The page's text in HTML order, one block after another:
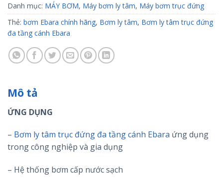
Danh mục: MÁY BƠM, Máy bơm ly tâm, Máy bơm trục đứng
Thẻ: bơm Ebara chính hãng, Bơm ly tâm, Bơm ly tâm trục đứng
đa tầng cánh Ebara
Mô tả
ỨNG DỤNG
– Bơm ly tâm trục đứng đa tầng cánh Ebara ứng dụng
trong công nghiệp và gia dụng
– Hệ thống bơm cấp nước sạch